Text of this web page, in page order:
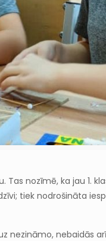
nozīmē, ka jau 1.
tiek nodrošināta
nezināmo, nebaidās